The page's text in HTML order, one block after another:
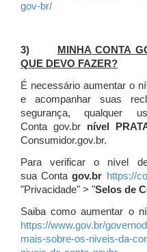
gov-br/
3)
MINHA CONTA
QUE DEVO FAZER?
É necessário aumentar o
e acompanhar suas
segurança, qualquer
Conta gov.br nível
Consumidor.gov.br.
Para verificar o nível
sua Contagov.br https://
"Privacidade" > "Selos de
Saiba como aumentar o
https://www.gov.br/
mais-sobre-os-niveis-da-